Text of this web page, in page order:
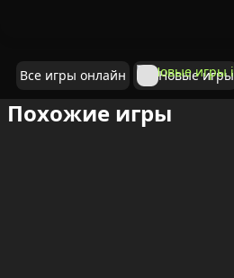
Все игры онлайн Новые игры
Похожие игры